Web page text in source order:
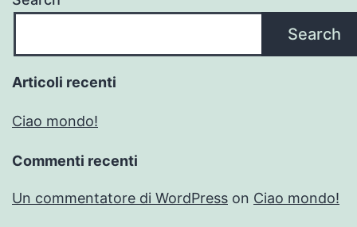
Search
Articoli recenti
Ciao mondo!
Commenti recenti
Un commentatore di WordPress on Ciao mondo!